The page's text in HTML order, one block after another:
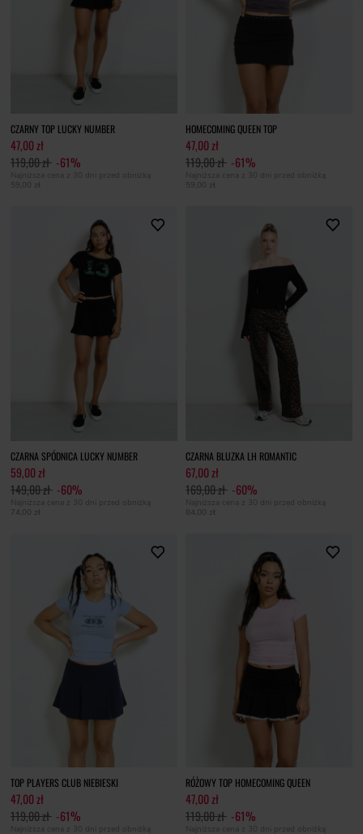
CZARNY TOP LUCKY NUMBER
47,00 zł
119,00 zł -61%
Najniższa cena z 30 dni przed obniżką
59,00 zł
HOMECOMING QUEEN TOP
47,00 zł
119,00 zł -61%
Najniższa cena z 30 dni przed obniżką
59,00 zł
CZARNA SPÓDNICA LUCKY NUMBER
59,00 zł
149,00 zł -60%
Najniższa cena z 30 dni przed obniżką
74,00 zł
CZARNA BLUZKA LH ROMANTIC
67,00 zł
169,00 zł -60%
Najniższa cena z 30 dni przed obniżką
84,00 zł
TOP PLAYERS CLUB NIEBIESKI
47,00 zł
119,00 zł -61%
Najniższa cena z 30 dni przed obniżką
RÓŻOWY TOP HOMECOMING QUEEN
47,00 zł
119,00 zł -61%
Najniższa cena z 30 dni przed obniżką